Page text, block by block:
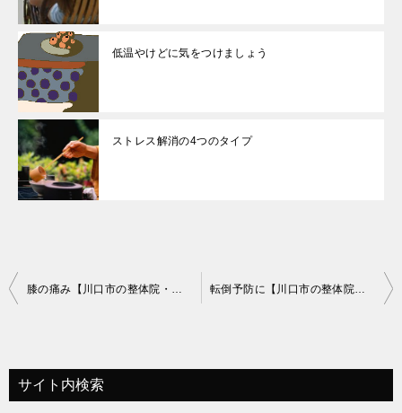
低温やけどに気をつけましょう
ストレス解消の4つのタイプ
投
ビ
ゲ
膝の痛み【川口市の整体院・リフレッシュハウスIUG】 転倒予防に【川口市の整体院・リフレッシュハウスIUG】
サイト内検索